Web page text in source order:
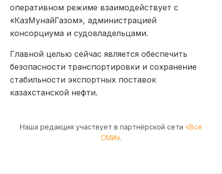
оперативном режиме взаимодействует с
«КазМунайГазом», администрацией
консорциума и судовладельцами.
Главной целью сейчас является обеспечить
безопасности транспортировки и сохранение
стабильности экспортных поставок
казахстанской нефти.
Наша редакция участвует в партнёрской сети «Все
СМИ».